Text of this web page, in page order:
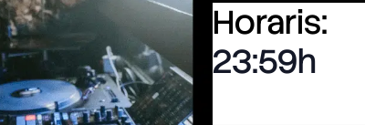
Horaris:
23:59